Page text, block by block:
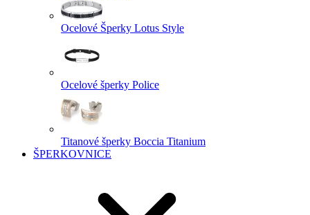
Ocelové Šperky Lotus Style
Ocelové šperky Police
Titanové šperky Boccia Titanium
ŠPERKOVNICE